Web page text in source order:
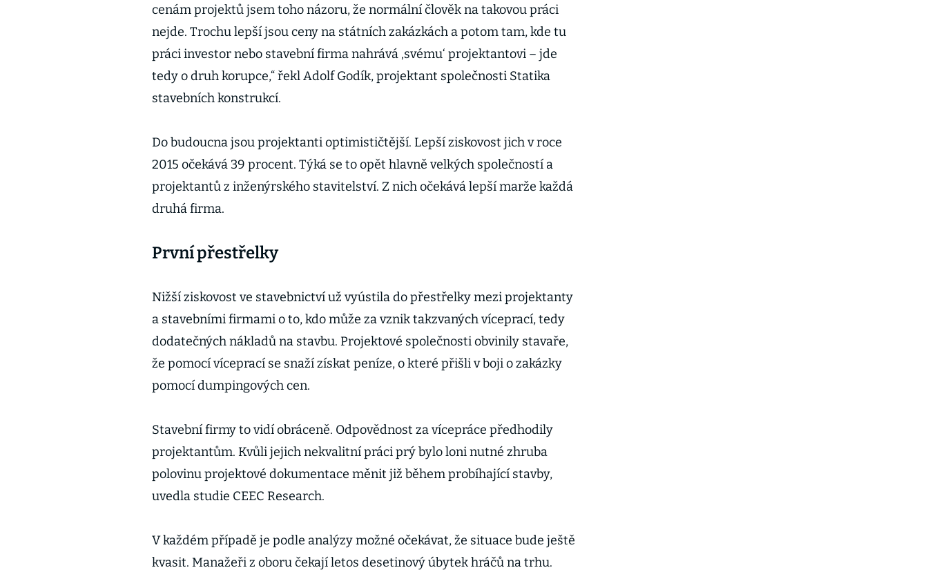
cenám projektů jsem toho názoru, že normální člověk na takovou práci
nejde. Trochu lepší jsou ceny na státních zakázkách a potom tam, kde tu
práci investor nebo stavební firma nahrává ‚svému‘ projektantovi – jde
tedy o druh korupce,“ řekl Adolf Godík, projektant společnosti Statika
stavebních konstrukcí.
Do budoucna jsou projektanti optimističtější. Lepší ziskovost jich v roce
2015 očekává 39 procent. Týká se to opět hlavně velkých společností a
projektantů z inženýrského stavitelství. Z nich očekává lepší marže každá
druhá firma.
První přestřelky
Nižší ziskovost ve stavebnictví už vyústila do přestřelky mezi projektanty
a stavebními firmami o to, kdo může za vznik takzvaných víceprací, tedy
dodatečných nákladů na stavbu. Projektové společnosti obvinily stavaře,
že pomocí víceprací se snaží získat peníze, o které přišli v boji o zakázky
pomocí dumpingových cen.
Stavební firmy to vidí obráceně. Odpovědnost za vícepráce předhodily
projektantům. Kvůli jejich nekvalitní práci prý bylo loni nutné zhruba
polovinu projektové dokumentace měnit již během probíhající stavby,
uvedla studie CEEC Research.
V každém případě je podle analýzy možné očekávat, že situace bude ještě
kvasit. Manažeři z oboru čekají letos desetinový úbytek hráčů na trhu.